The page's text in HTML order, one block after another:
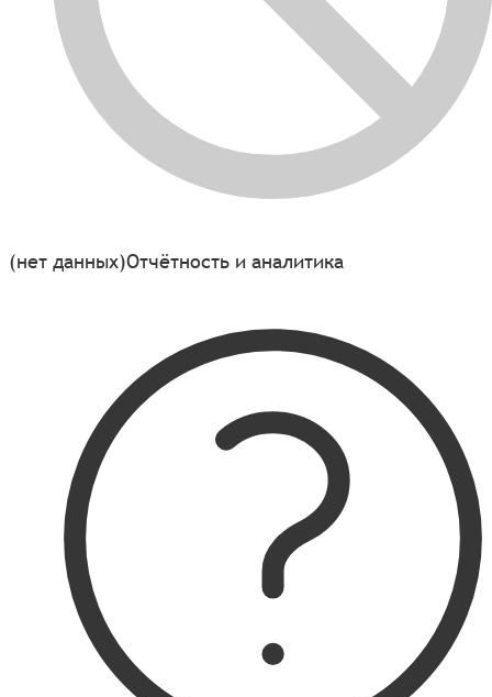
(нет данных)Отчётность и аналитика